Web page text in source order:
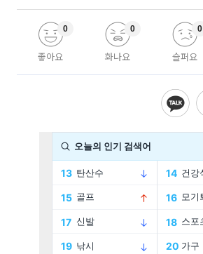
좋아요
0
화나요
0
슬퍼요
0